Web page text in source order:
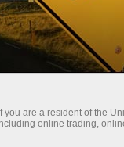
are a resident of the
online trading,